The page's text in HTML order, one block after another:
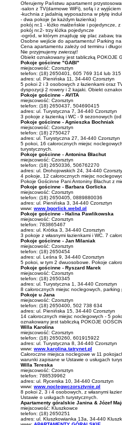
Oferujemy Państwu apartament
-salon z TV(darmowe WiFi), sofą i z
-kuchnia z jadalnią wyposażona w płytę
- dwa pokoje (w każdym łazienka)
pokój nr.1 - łóżko małżeńskie i pojedyncze,
pokój nr.2- trzy łóżka pojedyncze
-ogród, w którym znajduję się plac zabaw,
Osobne wejście do apartamentu! Parking
Cena apartamentu zależy od terminu i
Nie przyjmujemy zwierząt!
Obiekt oznakowany jest tabliczką POKOJE
Pokoje gościnne "GABI"
miejscowość: Czorsztyn
telefon: (18) 2650401, 605 769 314 lub 315
adres: ul. Pienińska 11, 34-440 Czorsztyn
5 pokoi 2 i 3 osobowych z łazienkami oraz
dyspozycji 2 rowery i 2 kajaki. Obiekt
Pokoje gościnne - AVITA
miejscowość: Czorsztyn
telefon: (18) 2650437, 504690415
adres: ul. Turystyczna 7, 34-440 Czorsztyn
3 pokoje z łazienką i WC - 9 sezonowych
Pokoje gościnne - Agnieszka Bochniak
miejscowość: Czorsztyn
telefon: (18) 2750427
adres: ul. Turystyczna 27, 34-440 Czorsztyn
5 pokoi, 16 całorocznych miejsc
turystycznych.
Pokoje gościnne - Antonina Błachut
miejscowość: Czorsztyn
telefon: (18) 2650336, 506762270
adres: ul. Drohojowskich 24, 34-440
4 pokoje, 12 całorocznych miejsc
Pokoje Gościnne Pani Antoniny Błachut z
Pokoje gościnne - Barbara Gorlicka
miejscowość: Czorsztyn
telefon: (18) 2650405, 0889880036
adres: ul. Pienińska 3, 34-440 Czorsztyn
www: www.bgorlick.webd.pl
Pokoje gościnne - Halina Pawlikowska
miejscowość: Czorsztyn
telefon: 783865467
adres: ul. Krótka 3, 34-440 Czorsztyn
3 pokoje z własnymi łazienkami i WC. 7
Pokoje gościnne - Jan Milaniak
miejscowość: Czorsztyn
telefon: (18) 2650454
adres: ul. Leśna 9, 34-440 Czorsztyn
5 pokoi, w tym 2 dwuosobowe. Pokoje
Pokoje gościnne - Ryszard Marek
miejscowość: Czorsztyn
telefon: (18) 2650345
adres: ul. Turystyczna 1, 34-440 Czorsztyn
8 całorocznych miejsc noclegowych,
Pokoje u Jana
miejscowość: Czorsztyn
telefon: (18) 2650400, 502 738 634
adres: ul. Pienińska 15, 34-440 Czorsztyn
14 całorocznych miejsc noclegowych - 5
oznakowany jest tabliczką POKOJE
Willa Karolina
miejscowość: Czorsztyn
telefon: (18) 2650260, 601915922
adres: ul. Turystyczna 8, 34-440 Czorsztyn
www: www.karolina.tatrynet.pl
Całoroczne miejsca noclegowe w 11
warunki zapisane w Ustawie o usługach
Willa Tereska
miejscowość: Czorsztyn
telefon: 788539962
adres: ul. Rycerska 10, 34-440 Czorsztyn
www: www.noclegwczorsztynie.pl
8 pokoi 2, 3 i 4 osobowych, z własnymi
Ustawie o usługach turystycznych.
Apartamenty góralskie Janina & Józef
miejscowość: Kluszkowce
telefon: (18) 2650251
adres: ul. Kluszkowianka 13a, 34-440